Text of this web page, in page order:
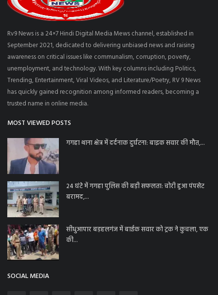
Rv9 News is a 24×7 Hindi Digital Media Mews channel, established in
September 2021, dedicated to delivering unbiased news and raising
awareness on critical issues like communalism, corruption, poverty,
unemployment, and technology. With key columns including Politics,
Trending, Entertainment, Viral Videos, and Literature/Poetry, RV 9 News
has quickly gained recognition among informed readers, becoming a
trusted name in online media.
MOST VIEWED POSTS
गगहा थाना क्षेत्र में दर्दनाक दुर्घटना: बाइक सवार की मौत,...
24 घंटे में गगहा पुलिस की बड़ी सफलता: चोरी हुआ पंपसेट
बरामद,...
सीधुआपार बड़हलगंज में बाईक सवार को ट्रक ने कुचला, एक
की...
SOCIAL MEDIA